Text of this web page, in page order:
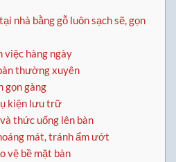
nhà bằng gỗ luôn sạch sẽ, gọn
việc hàng ngày
thường xuyên
gọn gàng
kiện lưu trữ
thức uống lên bàn
mát, tránh ẩm ướt
vệ bề mặt bàn